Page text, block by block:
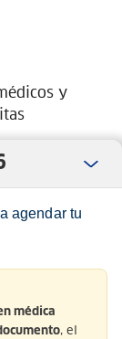
agendar tu
médica
, el
y